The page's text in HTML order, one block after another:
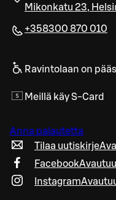
Mikonkatu 23,
+358300 870 010
Ravintolaan on
Meillä käy S-Card
Anna palautetta
Tilaa uutiskirje
Facebook
Instagram